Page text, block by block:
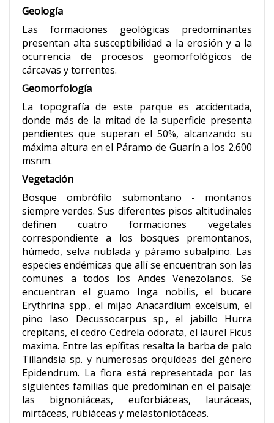
Geología
Las formaciones geológicas predominantes
presentan alta susceptibilidad a la erosión y a la
ocurrencia de procesos geomorfológicos de
cárcavas y torrentes.
Geomorfología
La topografía de este parque es accidentada,
donde más de la mitad de la superficie presenta
pendientes que superan el 50%, alcanzando su
máxima altura en el Páramo de Guarín a los 2.600
msnm.
Vegetación
Bosque ombrófilo submontano - montanos
siempre verdes. Sus diferentes pisos altitudinales
definen cuatro formaciones vegetales
correspondiente a los bosques premontanos,
húmedo, selva nublada y páramo subalpino. Las
especies endémicas que allí se encuentran son las
comunes a todos los Andes Venezolanos. Se
encuentran el guamo Inga nobilis, el bucare
Erythrina spp., el mijao Anacardium excelsum, el
pino laso Decussocarpus sp., el jabillo Hurra
crepitans, el cedro Cedrela odorata, el laurel Ficus
maxima. Entre las epífitas resalta la barba de palo
Tillandsia sp. y numerosas orquídeas del género
Epidendrum. La flora está representada por las
siguientes familias que predominan en el paisaje:
las bignoniáceas, euforbiáceas, lauráceas,
mirtáceas, rubiáceas y melastoniotáceas.